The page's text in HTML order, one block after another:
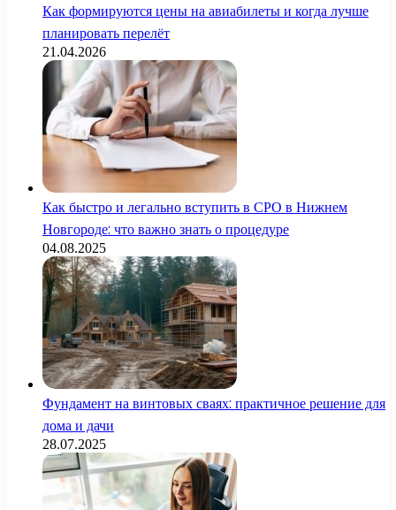
Как формируются цены на авиабилеты и когда лучше
планировать перелёт
21.04.2026
Как быстро и легально вступить в СРО в Нижнем
Новгороде: что важно знать о процедуре
04.08.2025
Фундамент на винтовых сваях: практичное решение для
дома и дачи
28.07.2025